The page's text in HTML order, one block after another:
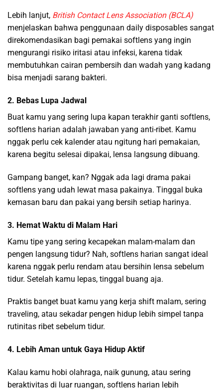
Lebih lanjut, British Contact Lens Association (BCLA)
menjelaskan bahwa penggunaan daily disposables sangat
direkomendasikan bagi pemakai softlens yang ingin
mengurangi risiko iritasi atau infeksi, karena tidak
membutuhkan cairan pembersih dan wadah yang kadang
bisa menjadi sarang bakteri.
2. Bebas Lupa Jadwal
Buat kamu yang sering lupa kapan terakhir ganti softlens,
softlens harian adalah jawaban yang anti-ribet. Kamu
nggak perlu cek kalender atau ngitung hari pemakaian,
karena begitu selesai dipakai, lensa langsung dibuang.
Gampang banget, kan? Nggak ada lagi drama pakai
softlens yang udah lewat masa pakainya. Tinggal buka
kemasan baru dan pakai yang bersih setiap harinya.
3. Hemat Waktu di Malam Hari
Kamu tipe yang sering kecapekan malam-malam dan
pengen langsung tidur? Nah, softlens harian sangat ideal
karena nggak perlu rendam atau bersihin lensa sebelum
tidur. Setelah kamu lepas, tinggal buang aja.
Praktis banget buat kamu yang kerja shift malam, sering
traveling, atau sekadar pengen hidup lebih simpel tanpa
rutinitas ribet sebelum tidur.
4. Lebih Aman untuk Gaya Hidup Aktif
Kalau kamu hobi olahraga, naik gunung, atau sering
beraktivitas di luar ruangan, softlens harian lebih